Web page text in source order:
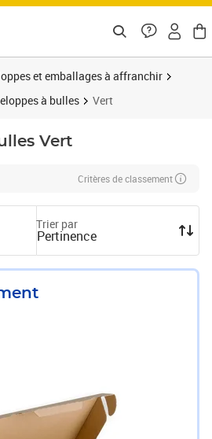
et emballages à affranchir
à bulles Vert
Vert
Critères de classement
Trier par
Pertinence